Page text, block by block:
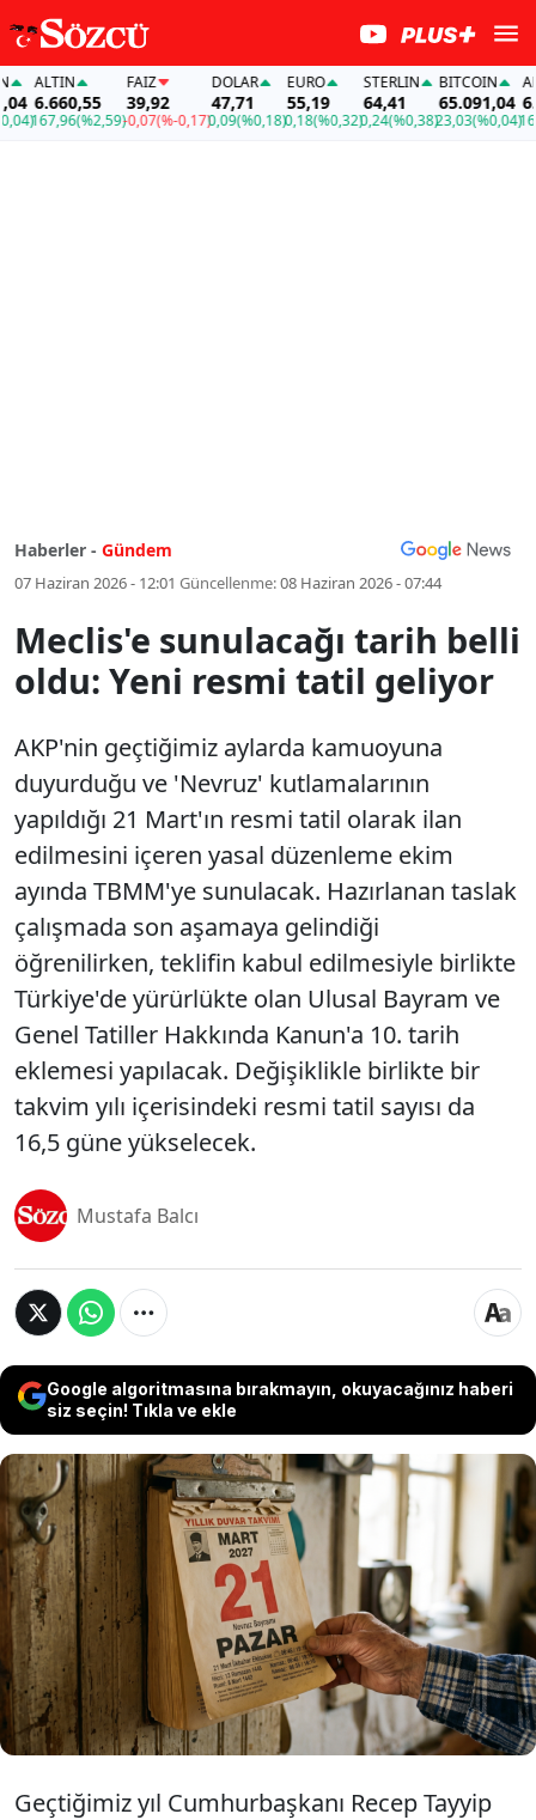
ALTIN
6.660,55
167,96(%2,59)
FAİZ
39,92
-0,07(%-0,17)
DOLAR
47,71
0,09(%0,18)
EURO
55,19
0,18(%0,32)
STERLIN
64,41
0,24(%0,38)
BITCOIN
65.091,04
23,03(%0,04)
Haberler - Gündem
07 Haziran 2026 - 12:01 Güncellenme:08 Haziran 2026 - 07:44
Meclis'e sunulacağı tarih belli
oldu: Yeni resmi tatil geliyor
AKP'nin geçtiğimiz aylarda kamuoyuna
duyurduğu ve 'Nevruz' kutlamalarının
yapıldığı 21 Mart'ın resmi tatil olarak ilan
edilmesini içeren yasal düzenleme ekim
ayında TBMM'ye sunulacak. Hazırlanan taslak
çalışmada son aşamaya gelindiği
öğrenilirken, teklifin kabul edilmesiyle birlikte
Türkiye'de yürürlükte olan Ulusal Bayram ve
Genel Tatiller Hakkında Kanun'a 10. tarih
eklemesi yapılacak. Değişiklikle birlikte bir
takvim yılı içerisindeki resmi tatil sayısı da
16,5 güne yükselecek.
Mustafa Balcı
Google algoritmasına bırakmayın, okuyacağınız haberi
siz seçin! Tıkla ve ekle
AKP'nin geçtiğimiz aylarda kamuoyuna duyurduğu
ve 'Nevruz' kutlamalarının yapıldığı 21 Mart'ın resmi
tatil olarak ilan edilmesini içeren yasal düzenleme
ekim ayında TBMM'ye sunulacak. Hazırlanan taslak
çalışmada son aşamaya gelindiği öğrenilirken,
teklifin kabul edilmesiyle birlikte Türkiye'de
yürürlükte olan Ulusal Bayram ve Genel Tatiller
Hakkında Kanun'a 10. tarih eklemesi yapılacak.
Değişiklikle birlikte bir takvim yılı içerisindeki resmi
tatil sayısı da 16,5 güne yükselecek.
Geçtiğimiz yıl Cumhurbaşkanı Recep Tayyip